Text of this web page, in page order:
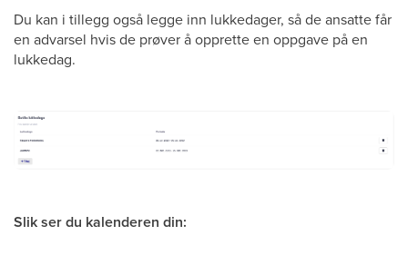
Du kan i tillegg også legge inn lukkedager, så de ansatte får
en advarsel hvis de prøver å opprette en oppgave på en
lukkedag.
Slik ser du kalenderen din: